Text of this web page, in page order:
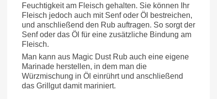
Feuchtigkeit am Fleisch gehalten. Sie können Ihr
Fleisch jedoch auch mit Senf oder Öl bestreichen,
und anschließend den Rub auftragen. So sorgt der
Senf oder das Öl für eine zusätzliche Bindung am
Fleisch.
Man kann aus Magic Dust Rub auch eine eigene
Marinade herstellen, in dem man die
Würzmischung in Öl einrührt und anschließend
das Grillgut damit mariniert.